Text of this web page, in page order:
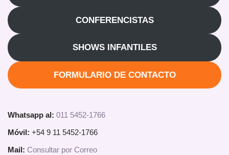
CONFERENCISTAS
SHOWS INFANTILES
FORMULARIO DE CONTACTO
Whatsapp al: 011 5452-1766
Móvil: +54 9 11 5452-1766
Mail: Consultar por Correo